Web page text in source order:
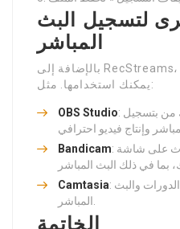
لتسجيل البث
المباشر
بالإضافة إلى RecStreams، هناك أيضًا برامج أخرى
يمكنك استخدامها. مثل:
OBS Studio: يعد أداة مفتوحة المصدر تمكنك من بتسجيل
Bandicam: يساعدك في تسجيل كل ما يحدث على شاشة
Camtasia: يقدم وظائف متقدمة لتوثيق الدورات والبث
الخاتمة